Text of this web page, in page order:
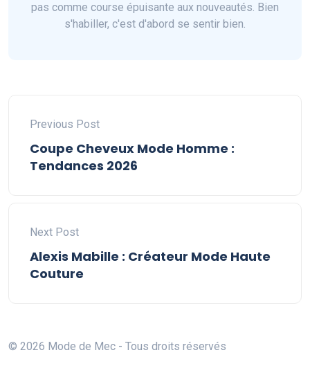
pas comme course épuisante aux nouveautés. Bien
s'habiller, c'est d'abord se sentir bien.
Previous Post
Coupe Cheveux Mode Homme :
Tendances 2026
Next Post
Alexis Mabille : Créateur Mode Haute
Couture
© 2026 Mode de Mec - Tous droits réservés